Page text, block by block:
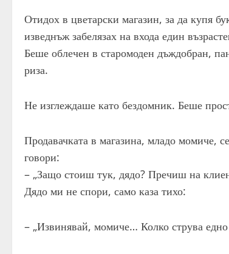
Отидох в цветарски магазин, за да купя
изведнъж забелязах на входа един
Беше облечен в старомоден дъждобран,
риза.
Не изглеждаше като бездомник. Беше
Продавачката в магазина, младо момиче,
говори:
– „Защо стоиш тук, дядо? Пречиш на
Дядо ми не спори, само каза тихо:
– „Извинявай, момиче… Колко струва